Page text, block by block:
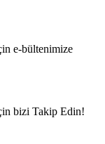
e-bültenimize
bizi Takip Edin!